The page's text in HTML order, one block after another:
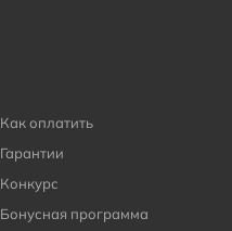
Как оплатить
Гарантии
Конкурс
Бонусная программа